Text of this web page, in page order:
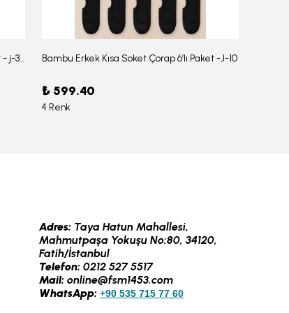
Bambu Erkek Düz Soket Çorap 6'lı Paket - j-354 Bambu Erkek Kısa Soket Çorap 6’lı Paket -J-10
₺ 599.40
4 Renk
Adres: Taya Hatun Mahallesi,
Mahmutpaşa Yokuşu No:80, 34120,
Fatih/İstanbul
Telefon: 0212 527 5517
Mail: online@fsm1453.com
WhatsApp: +90 535 715 77 60